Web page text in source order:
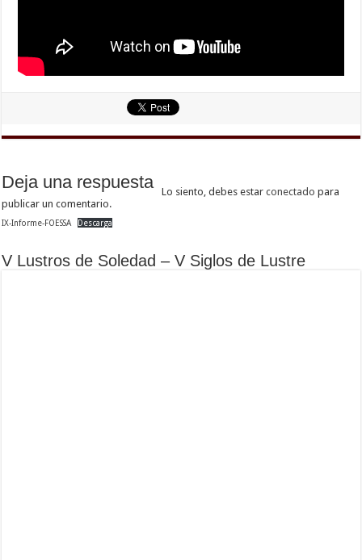
Deja una respuesta Lo siento, debes estarconectado para
publicar un comentario.
IX-Informe-FOESSA Descarga
V Lustros de Soledad – V Siglos de Lustre